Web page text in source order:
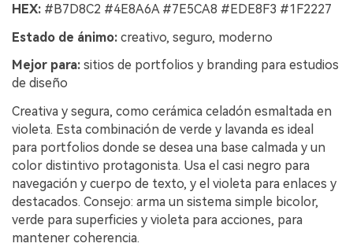
HEX: #B7D8C2 #4E8A6A #7E5CA8 #EDE8F3 #1F2227
Estado de ánimo: creativo, seguro, moderno
Mejor para: sitios de portfolios y branding para estudios
de diseño
Creativa y segura, como cerámica celadón esmaltada en
violeta. Esta combinación de verde y lavanda es ideal
para portfolios donde se desea una base calmada y un
color distintivo protagonista. Usa el casi negro para
navegación y cuerpo de texto, y el violeta para enlaces y
destacados. Consejo: arma un sistema simple bicolor,
verde para superficies y violeta para acciones, para
mantener coherencia.